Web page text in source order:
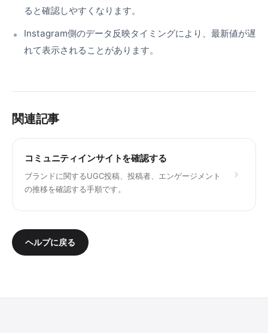
ると確認しやすくなります。
Instagram側のデータ反映タイミングにより、最新値が遅
れて表示されることがあります。
関連記事
コミュニティインサイトを確認する
ブランドに関するUGC投稿、投稿者、エンゲージメント
の推移を確認する手順です。
ヘルプに戻る